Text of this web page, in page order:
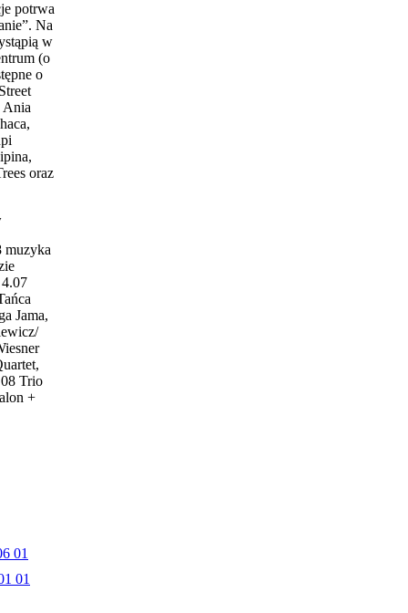
potrwa
Na
w
(o
o
Ania
oraz
muzyka
Jama,
Trio
+